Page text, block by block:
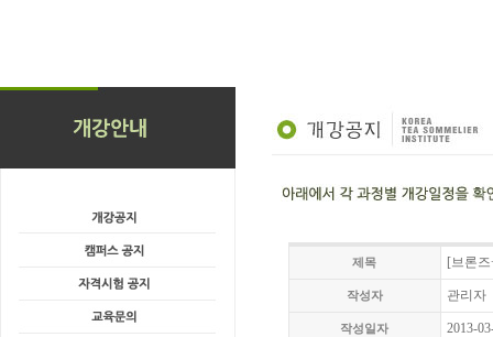
제목 [브론
작성자 관리자
작성일자 2013-